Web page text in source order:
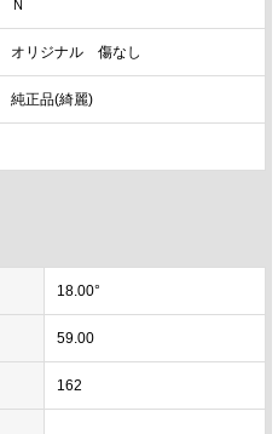
Ｎ
オリジナル 傷なし
純正品(綺麗)
18.00°
59.00
162